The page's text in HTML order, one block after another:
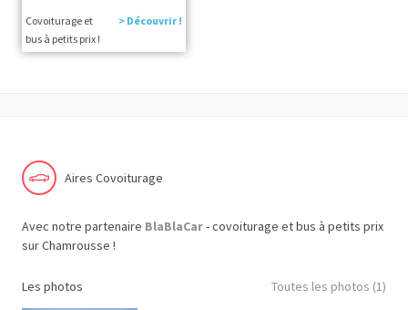
Covoiturage et
bus à petits prix !
> Découvrir !
Aires Covoiturage
Avec notre partenaire BlaBlaCar- covoiturage et bus à petits prix
sur Chamrousse !
Les photos Toutes les photos (1)